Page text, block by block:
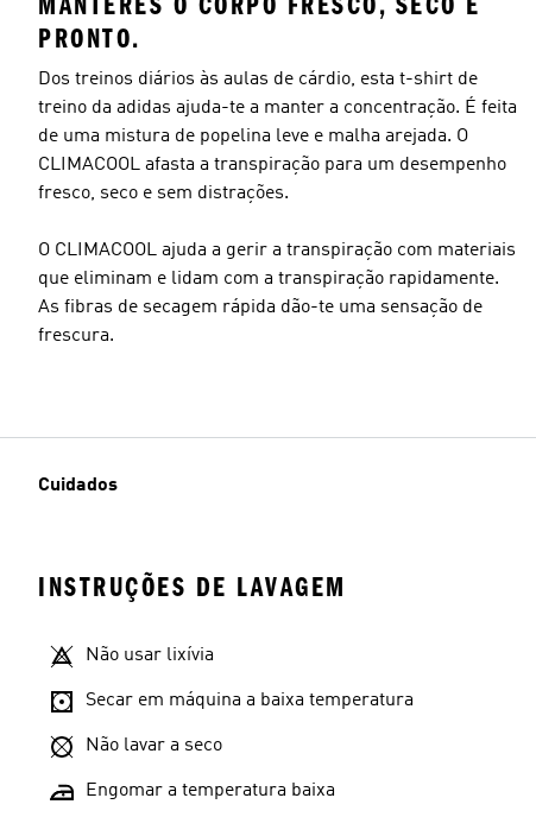
PRONTO.
Dos treinos diários às aulas de cárdio, esta t-shirt de
treino da adidas ajuda-te a manter a concentração. É feita
de uma mistura de popelina leve e malha arejada. O
CLIMACOOL afasta a transpiração para um desempenho
fresco, seco e sem distrações.
O CLIMACOOL ajuda a gerir a transpiração com materiais
que eliminam e lidam com a transpiração rapidamente.
As fibras de secagem rápida dão-te uma sensação de
frescura.
Cuidados
INSTRUÇÕES DE LAVAGEM
Não usar lixívia
Secar em máquina a baixa temperatura
Não lavar a seco
Engomar a temperatura baixa